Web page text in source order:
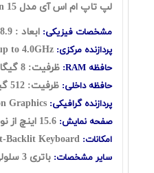
لپ تاپ ام اس آی مدل Modern 15 با مشخصات MSI Modern 15 Ryzen 5 5500U 8GB 512GB SSD Radeon with 15.6 Inch FHD Anti Glare Display
مشخصات فیزیکی: ابعاد : 356x233x18.9 میلی‌متر - وزن: 1.6 کیلوگرم
پردازنده مرکزی:
حافظه RAM: ظرفیت: 8 گیگابایت - نوع: DDR4
حافظه داخلی: ظرفیت: 512 گیگابایت - نوع: SSD
پردازنده گرافیکی: Graphics
صفحه نمایش:
امکانات:
سایر مشخصات: باتری 3 سلولی 52 وات ساعتی - کیبورد با نور پس زمینه - فاقد سیستم عامل